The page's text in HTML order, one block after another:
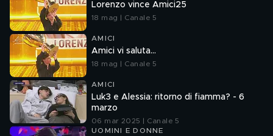
Lorenzo vince Amici25
18 mag | Canale 5
AMICI
Amici vi saluta...
18 mag | Canale 5
AMICI
Luk3 e Alessia: ritorno di fiamma? - 6
marzo
06 mar 2025 | Canale 5
UOMINI E DONNE